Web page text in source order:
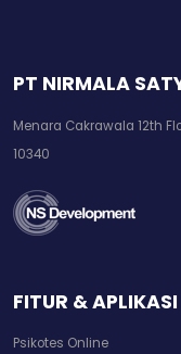
PT NIRMALA
Menara Cakrawala 12th
10340
FITUR & APLIKASI
Psikotes Online